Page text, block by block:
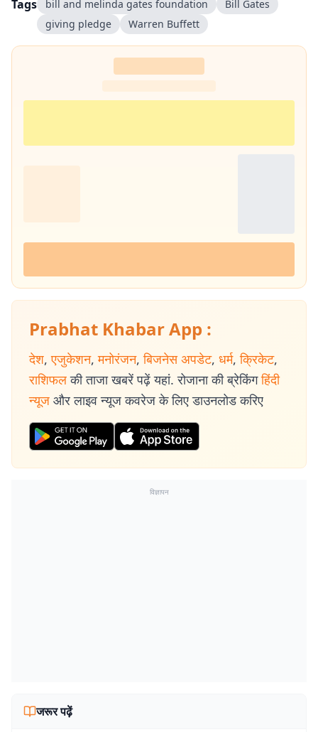
300 साल के इतिहास पर एक पुस्तक 'नित नए आयाम की खोज: राजस्थानी
पत्रकारिता' की रचना की. इनकी कई कहानियां देश के विभिन्न पत्र-पत्रिकाओं में
प्रकाशित हुई हैं.
Tags bill and melinda gates foundation
Bill Gates
giving pledge
Warren Buffett
Prabhat Khabar App :
देश, एजुकेशन, मनोरंजन, बिजनेस अपडेट, धर्म, क्रिकेट,
राशिफल की ताजा खबरें पढ़ें यहां. रोजाना की ब्रेकिंग हिंदी
न्यूज और लाइव न्यूज कवरेज के लिए डाउनलोड करिए
विज्ञापन
जरूर पढ़ें